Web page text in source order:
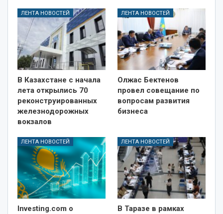
ЛЕНТА НОВОСТЕЙ
В Казахстане с начала
лета открылись 70
реконструированных
железнодорожных
вокзалов
ЛЕНТА НОВОСТЕЙ
Олжас Бектенов
провел совещание по
вопросам развития
бизнеса
ЛЕНТА НОВОСТЕЙ
Investing.com о
ЛЕНТА НОВОСТЕЙ
В Таразе в рамках